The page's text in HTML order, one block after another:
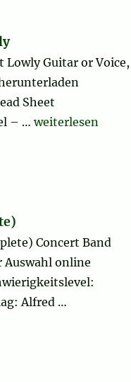
Lowly Guitar or Voice,
Sheet
– …„Infant Holy,
weiterlesen
Concert Band
online
Alfred …